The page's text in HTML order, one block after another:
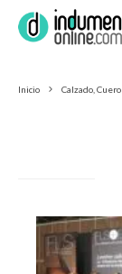
Inicio Calzado, Cuero